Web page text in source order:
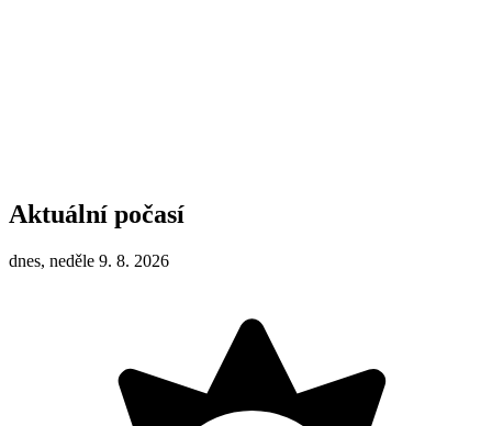
Aktuální počasí
dnes, neděle 9. 8. 2026